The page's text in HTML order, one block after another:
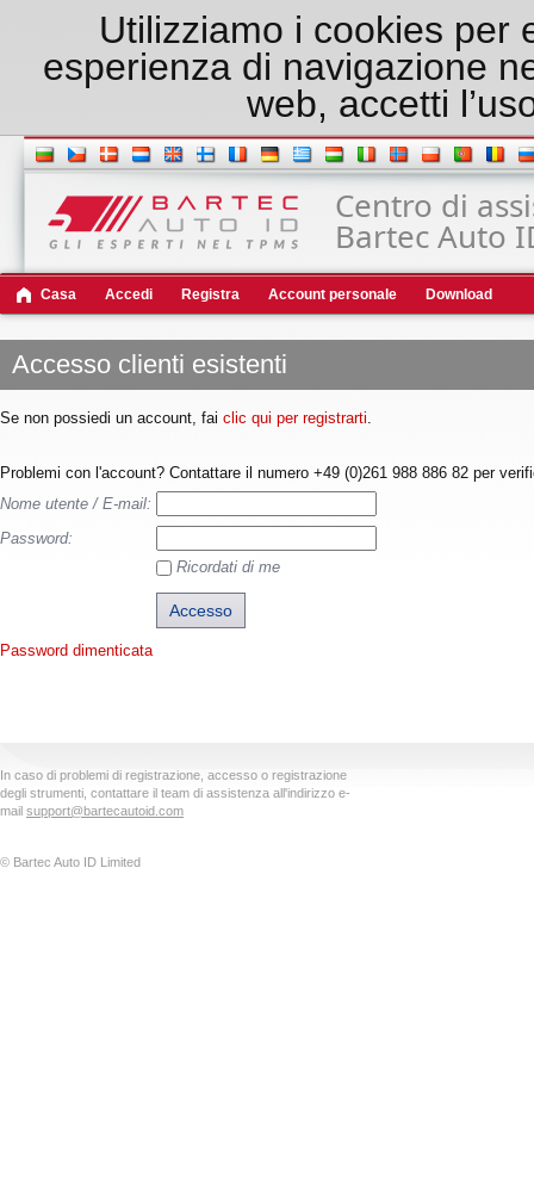
Utilizziamo i cookies per
esperienza di navigazione
web, accetti
Centro di
Bartec Auto
Casa Accedi Registra Account personale Download
Accesso clienti esistenti
Se non possiedi un account, fai clic qui per registrarti.
Problemi con l'account? Contattare il numero +49 (0)261 988 886 82 per
Nome utente / E-mail:
Password:
Ricordati di me
Password dimenticata
In caso di problemi di registrazione, accesso o registrazione
degli strumenti, contattare il team di assistenza all'indirizzo e-
mail support@bartecautoid.com
© Bartec Auto ID Limited